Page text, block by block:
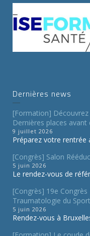
Dernières news
[Formation]
Dernières places
9 juillet 2026
Préparez votre rentrée
[Congrès] Salon
5 juin 2026
Le rendez-vous de
[Congrès] 19e
Traumatologie du
5 juin 2026
Rendez-vous à